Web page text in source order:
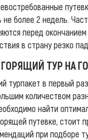
не более 2 недель.
перед
в страну резко
ТУР НА
турпакет в первый
количеством
найти
путевке, стоит
при подборе